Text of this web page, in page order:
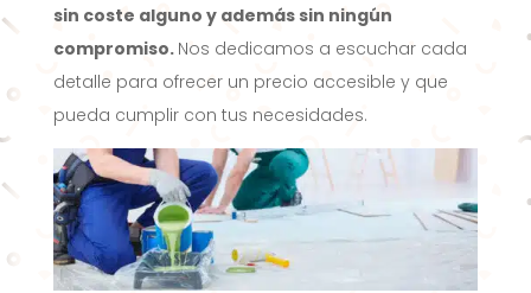
sin coste alguno y además sin ningún
compromiso. Nos dedicamos a escuchar cada
detalle para ofrecer un precio accesible y que
pueda cumplir con tus necesidades.